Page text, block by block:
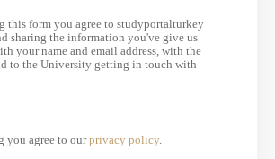
this form you agree to studyportalturkey
sharing the information you've give us
your name and email address, with the
to the University getting in touch with
you agree to ourprivacy policy.